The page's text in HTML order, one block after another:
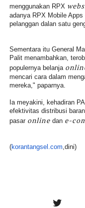
menggunakan RPX
adanya RPX Mobile
pelanggan dalan satu
Sementara itu General
Palit menambahkan,
populernya belanja
mencari cara dalam
mereka," paparnya.
Ia meyakini, kehadiran
efektivitas distribusi
pasar online dane-
(korantangsel.com,dini)